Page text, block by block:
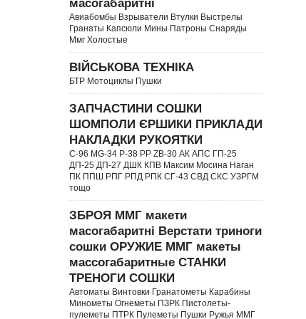
масогабаритні
Авиабомбы Взрыватели Втулки Выстрелы
Гранаты Капсюли Мины Патроны Снаряды
Ммг Холостые
ВІЙСЬКОВА ТЕХНІКА
БТР Мотоциклы Пушки
ЗАПЧАСТИНИ СОШКИ
ШОМПОЛИ ЄРШИКИ ПРИКЛАДИ
НАКЛАДКИ РУКОЯТКИ
C-96 MG-34 P-38 PP ZB-30 АК АПС ГП-25
ДП-25 ДП-27 ДШК КПВ Максим Мосина Наган
ПК ППШ РПГ РПД РПК СГ-43 СВД CКС УЗРГМ
тощо
ЗБРОЯ ММГ макети
масогабаритні Верстати триноги
сошки ОРУЖИЕ ММГ макеты
массогабаритные СТАНКИ
ТРЕНОГИ СОШКИ
Автоматы Винтовки Гранатометы Карабины
Минометы Огнеметы ПЗРК Пистолеты-
пулеметы ПТРК Пулеметы Пушки Ружья ММГ